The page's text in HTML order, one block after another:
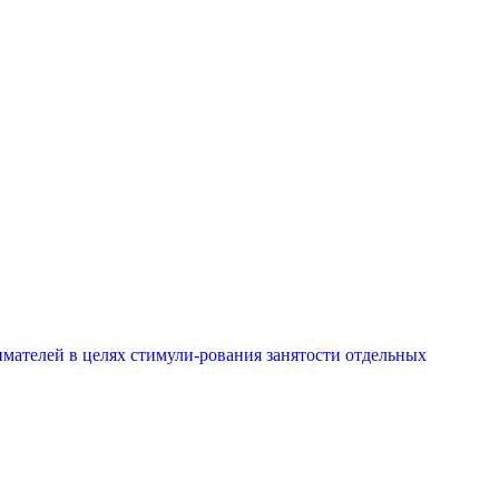
в целях стимули-рования занятости отдельных